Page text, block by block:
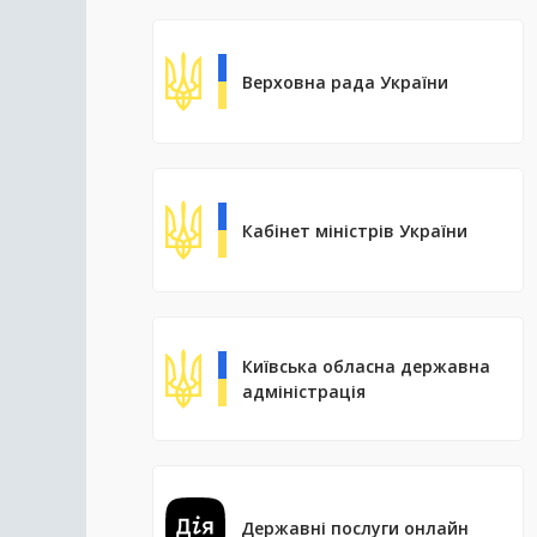
Верховна рада України
Кабінет міністрів України
Київська обласна державна
адміністрація
Державні послуги онлайн